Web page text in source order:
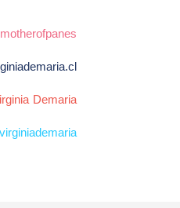
Demaria